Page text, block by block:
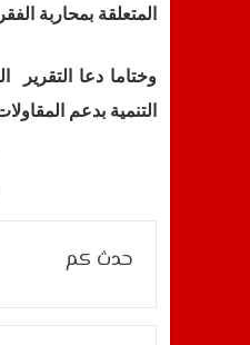
المتعلقة بمحاربة
وختاما دعا التقرير
التنمية بدعم
حدث كم